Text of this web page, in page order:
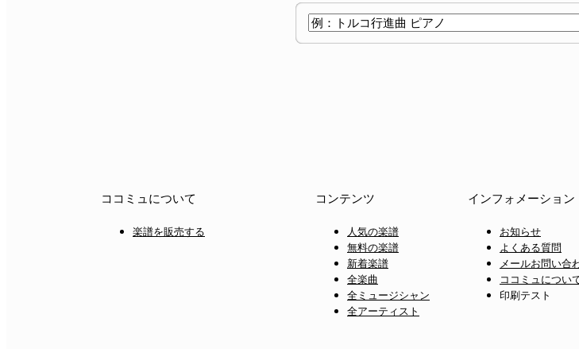
ココミュについて
楽譜を販売する
コンテンツ
人気の楽譜
無料の楽譜
新着楽譜
全楽曲
全ミュージシャン
全アーティスト
インフォメーション
お知らせ
よくある質問
メールお問い合
ココミュについ
印刷テスト